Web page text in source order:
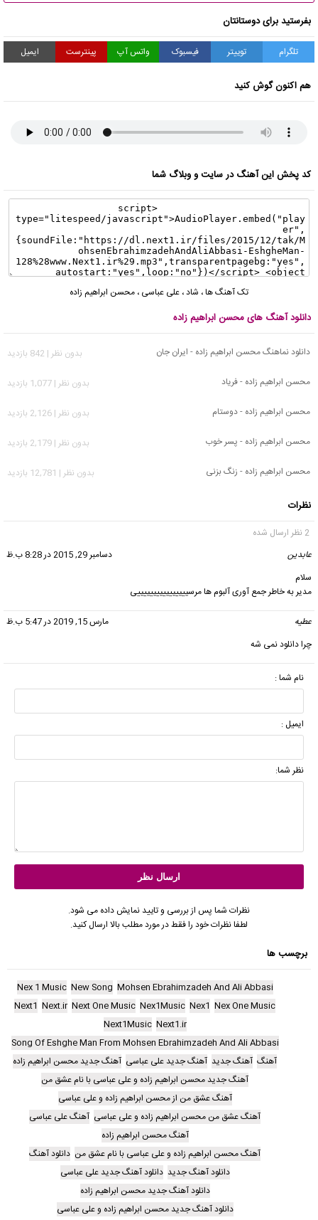
بفرستید برای دوستانتان
تلگرام توییتر فیسبوک واتس آپ پینترست ایمیل
هم اکنون گوش کنید
کد پخش این آهنگ در سایت و وبلاگ شما
تک آهنگ ها، شاد، علی عباسی ، محسن ابراهیم زاده
دانلود آهنگ های محسن ابراهیم زاده
دانلود نماهنگ محسن ابراهیم زاده - ایران جان
بدون نظر | 842 بازدید
محسن ابراهیم زاده - فریاد
بدون نظر | 1,077 بازدید
محسن ابراهیم زاده - دوستام
بدون نظر | 2,126 بازدید
محسن ابراهیم زاده - پسر خوب
بدون نظر | 2,179 بازدید
محسن ابراهیم زاده - زنگ بزنی
بدون نظر | 12,781 بازدید
نظرات
2 نظر ارسال شده
عابدین
دسامبر 29, 2015 در 8:28 ب.ظ
سلام
مدیر به خاطر جمع آوری آلبوم ها مرسییییییییییییییییی
عطیه
مارس 15, 2019 در 5:47 ب.ظ
چرا دانلود نمی شه
نام شما :
ایمیل :
نظر شما:
نظرات شما پس از بررسی و تایید نمایش داده می شود.
لطفا نظرات خود را فقط در مورد مطلب بالا ارسال کنید.
برچسب ها
Mohsen Ebrahimzadeh And Ali Abbasi
New Song
Nex 1 Music
Nex One Music
Nex1
Nex1Music
Next One Music
Next.ir
Next1
Next1.ir
Next1Music
Song Of Eshghe Man From Mohsen Ebrahimzadeh And Ali Abbasi
آهنگ آهنگ جدید آهنگ جدید علی عباسی آهنگ جدید محسن ابراهیم زاده
آهنگ جدید محسن ابراهیم زاده و علی عباسی با نام عشق من
آهنگ عشق من از محسن ابراهیم زاده و علی عباسی
آهنگ عشق من محسن ابراهیم زاده و علی عباسی آهنگ علی عباسی
آهنگ محسن ابراهیم زاده
آهنگ محسن ابراهیم زاده و علی عباسی با نام عشق من دانلود آهنگ
دانلود آهنگ جدید دانلود آهنگ جدید علی عباسی
دانلود آهنگ جدید محسن ابراهیم زاده
دانلود آهنگ جدید محسن ابراهیم زاده و علی عباسی